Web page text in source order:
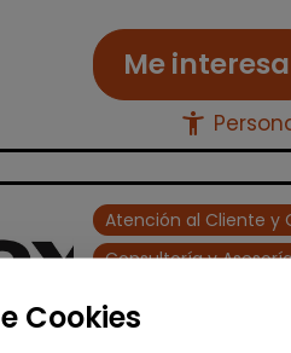
Me interesa
accessibility_new
Atención al Cliente y
Consultoría y
Agente de
Cookies